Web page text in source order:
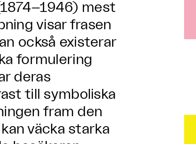
mest
visar frasen
också existerar
formulering
deras
till symboliska
fram den
väcka starka